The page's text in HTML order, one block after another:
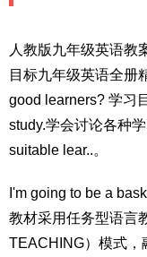
人教版九年级英语教
目标九年级英语全册
good learners? 学习
study.学会讨论各种
suitable lear..。
I'm going to be a
教材采用任务型语言
TEACHING）模式，